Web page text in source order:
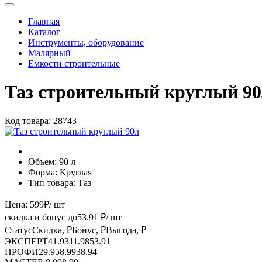
Главная
Каталог
Инструменты, оборудование
Малярный
Емкости строительные
Таз строительный круглый
Код товара: 28743
Объем: 90 л
Форма: Круглая
Тип товара: Таз
Цена: 599₽/ шт
скидка и бонус до53.91 ₽/ шт
СтатусСкидка, ₽Бонус, ₽Выгода, ₽
ЭКСПЕРТ41.9311.9853.91
ПРОФИ29.958.9938.94